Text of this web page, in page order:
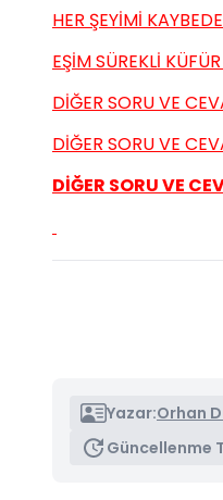
HER ŞEYİMİ
EŞİM SÜREKLİ
DİĞER SORU VE
DİĞER SORU VE
DİĞER SORU VE
Yazar:Orhan
Güncellenme